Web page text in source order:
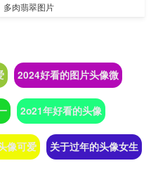
多肉翡翠图片
2024好看的图片头像微
2o21年好看的头像
像可爱 关于过年的头像女生